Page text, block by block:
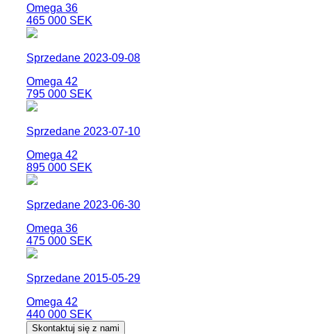
Omega 36
465 000 SEK
Sprzedane 2023-09-08
Omega 42
795 000 SEK
Sprzedane 2023-07-10
Omega 42
895 000 SEK
Sprzedane 2023-06-30
Omega 36
475 000 SEK
Sprzedane 2015-05-29
Omega 42
440 000 SEK
Skontaktuj się z nami